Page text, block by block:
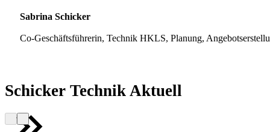
Sabrina Schicker
Co-Geschäftsführerin, Technik HKLS, Planung,
Schicker Technik Aktuell